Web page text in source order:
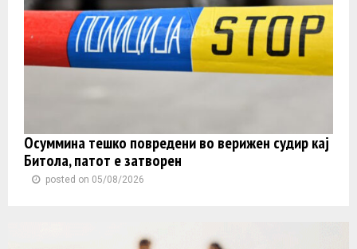
Осуммина тешко повредени во верижен судир кај
Битола, патот е затворен
posted on 05/08/2026